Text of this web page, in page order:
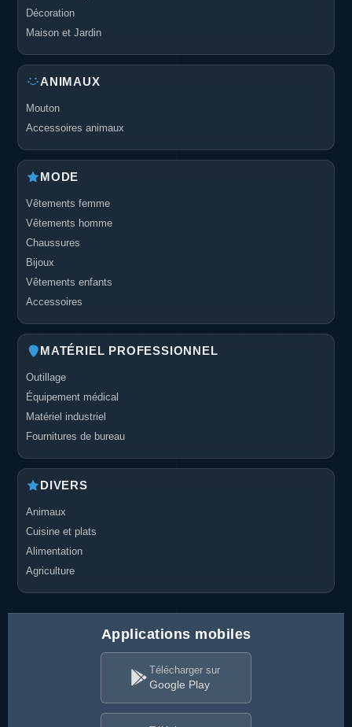
Décoration
Maison et Jardin
ANIMAUX
Mouton
Accessoires animaux
MODE
Vêtements femme
Vêtements homme
Chaussures
Bijoux
Vêtements enfants
Accessoires
MATÉRIEL PROFESSIONNEL
Outillage
Équipement médical
Matériel industriel
Fournitures de bureau
DIVERS
Animaux
Cuisine et plats
Alimentation
Agriculture
Applications mobiles
Télécharger sur
Google Play